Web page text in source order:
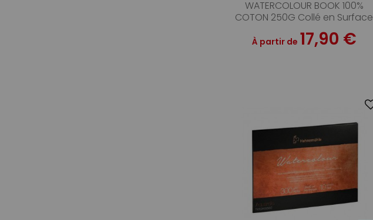
WATERCOLOUR BOOK 100%
COTON 250G Collé en Surface
60 Pages
À partir de 17,90 €